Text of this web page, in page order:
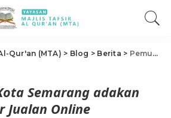
Qur'an (MTA) > Blog > Berita > Pemuda MTA Kota Semarang adakan diskusi seputar Jualan Online
Semarang adakan
Jualan Online